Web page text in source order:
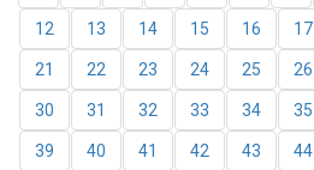
12 13 14 15 16 17
21 22 23 24 25 26
30 31 32 33 34 35
39 40 41 42 43 44